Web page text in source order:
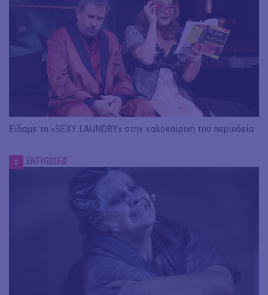
Είδαμε το «SEXY LAUNDRY» στην καλοκαιρινή του περιοδεία
# ΕΝΤΥΠΩΣΕΙΣ